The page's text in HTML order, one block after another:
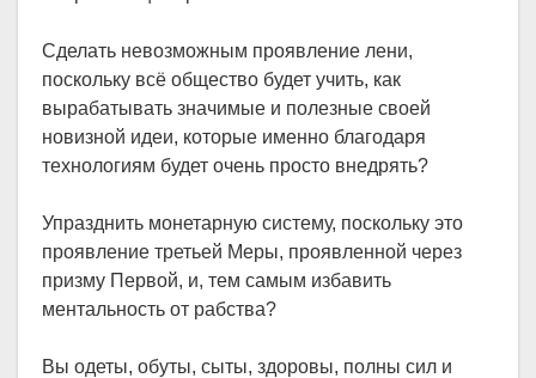
Сделать невозможным проявление лени,
поскольку всё общество будет учить, как
вырабатывать значимые и полезные своей
новизной идеи, которые именно благодаря
технологиям будет очень просто внедрять?
Упразднить монетарную систему, поскольку это
проявление третьей Меры, проявленной через
призму Первой, и, тем самым избавить
ментальность от рабства?
Вы одеты, обуты, сыты, здоровы, полны сил и